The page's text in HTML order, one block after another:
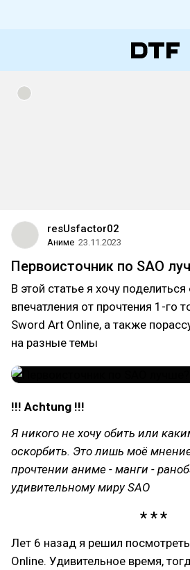
resUsfactor02
Аниме 23.11.2023
Первоисточник по SAO
В этой статье я хочу
впечатления от прочтения 1-го
Sword Art Online, а также
на разные темы
!!! Achtung !!!
Я никого не хочу обить или
оскорбить. Это лишь моё
прочтении аниме - манги -
удивительному миру SAO
Лет 6 назад я решил
Online. Удивительное время,